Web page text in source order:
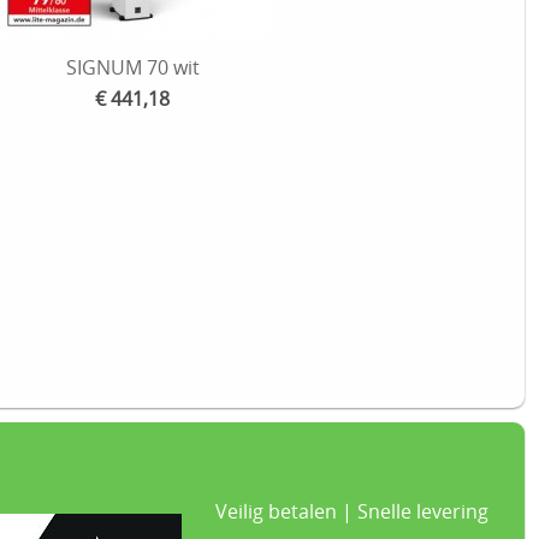
SIGNUM 70 wit
€ 441,18
Veilig betalen | Snelle levering